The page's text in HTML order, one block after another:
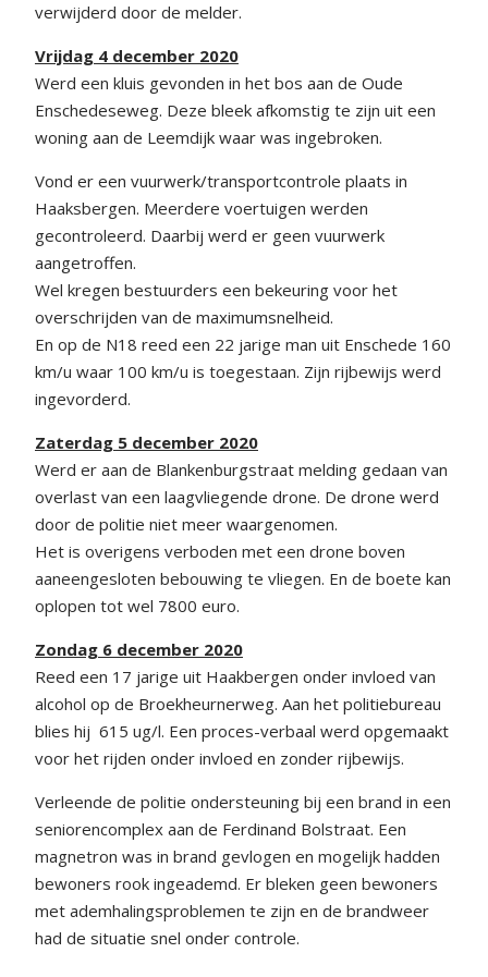
verwijderd door de melder.
Vrijdag 4 december 2020
Werd een kluis gevonden in het bos aan de Oude
Enschedeseweg. Deze bleek afkomstig te zijn uit een
woning aan de Leemdijk waar was ingebroken.
Vond er een vuurwerk/transportcontrole plaats in
Haaksbergen. Meerdere voertuigen werden
gecontroleerd. Daarbij werd er geen vuurwerk
aangetroffen.
Wel kregen bestuurders een bekeuring voor het
overschrijden van de maximumsnelheid.
En op de N18 reed een 22 jarige man uit Enschede 160
km/u waar 100 km/u is toegestaan. Zijn rijbewijs werd
ingevorderd.
Zaterdag 5 december 2020
Werd er aan de Blankenburgstraat melding gedaan van
overlast van een laagvliegende drone. De drone werd
door de politie niet meer waargenomen.
Het is overigens verboden met een drone boven
aaneengesloten bebouwing te vliegen. En de boete kan
oplopen tot wel 7800 euro.
Zondag 6 december 2020
Reed een 17 jarige uit Haakbergen onder invloed van
alcohol op de Broekheurnerweg. Aan het politiebureau
blies hij 615 ug/l. Een proces-verbaal werd opgemaakt
voor het rijden onder invloed en zonder rijbewijs.
Verleende de politie ondersteuning bij een brand in een
seniorencomplex aan de Ferdinand Bolstraat. Een
magnetron was in brand gevlogen en mogelijk hadden
bewoners rook ingeademd. Er bleken geen bewoners
met ademhalingsproblemen te zijn en de brandweer
had de situatie snel onder controle.